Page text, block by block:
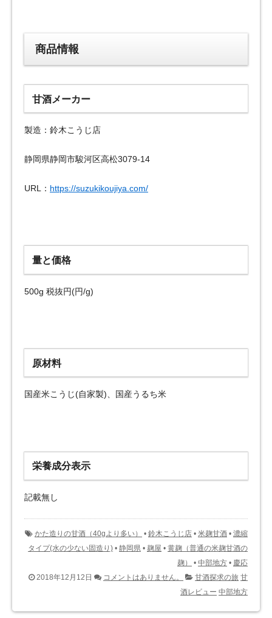
商品情報
甘酒メーカー
製造：鈴木こうじ店
静岡県静岡市駿河区高松3079-14
URL： https://suzukikoujiya.com/
量と価格
500g 税抜円(円/g)
原材料
国産米こうじ(自家製)、国産うるち米
栄養成分表示
記載無し
かた造りの甘酒（40gより多い） • 鈴木こうじ店 • 米麹甘酒 • 濃縮
タイプ(水の少ない固造り) • 静岡県 • 麹屋 • 黄麹（普通の米麹甘酒の
麹）
• 中部地方 • 慶応
2018年12月12日
コメントはありません。 甘酒探求の旅 甘
酒レビュー 中部地方